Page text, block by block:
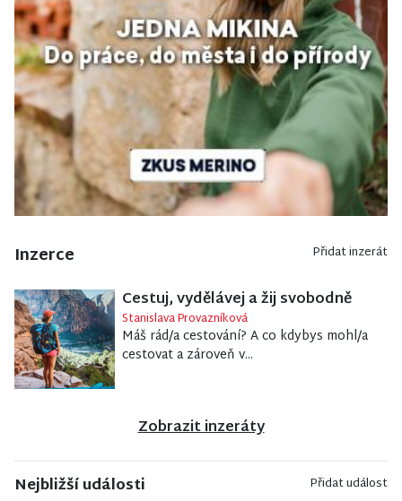
Inzerce Přidat inzerát
Cestuj, vydělávej a žij svobodně
Stanislava Provazníková
Máš rád/a cestování? A co kdybys mohl/a
cestovat a zároveň v...
Zobrazit inzeráty
Nejbližší události Přidat událost